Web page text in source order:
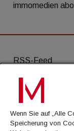
immomedien
RSS-Feed
AGB
Datenschutz
Kontakt
Wenn Sie auf „Alle
Speicherung von